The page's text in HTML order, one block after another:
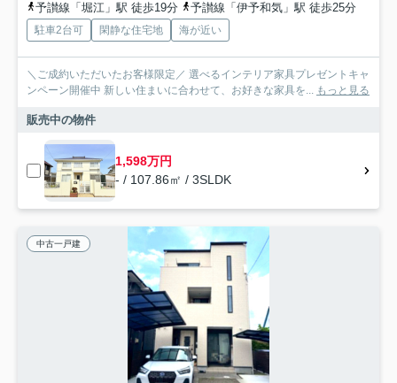
予讃線「堀江」駅 徒歩19分
予讃線「伊予和気」駅 徒歩25分
駐車2台可 閑静な住宅地 海が近い
＼ご成約いただいたお客様限定／ 選べるインテリア家具プレゼントキャ
ンペーン開催中 新しい住まいに合わせて、お好きな家具を... もっと見る
販売中の物件
1,598万円
- / 107.86㎡ / 3SLDK
中古一戸建